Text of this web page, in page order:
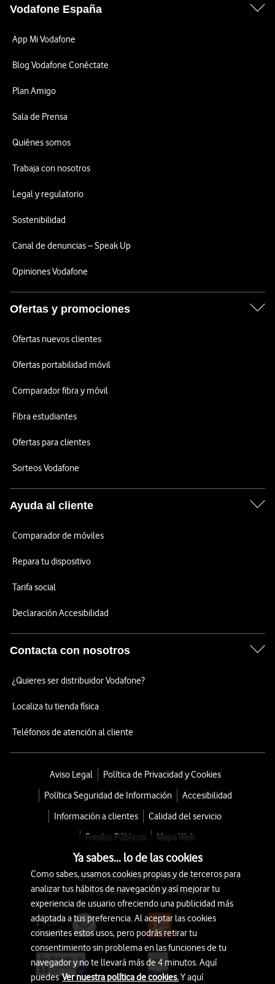
Vodafone España
App Mi Vodafone
Blog Vodafone Conéctate
Plan Amigo
Sala de Prensa
Quiénes somos
Trabaja con nosotros
Legal y regulatorio
Sostenibilidad
Canal de denuncias – Speak Up
Opiniones Vodafone
Ofertas y promociones
Ofertas nuevos clientes
Ofertas portabilidad móvil
Comparador fibra y móvil
Fibra estudiantes
Ofertas para clientes
Sorteos Vodafone
Ayuda al cliente
Comparador de móviles
Repara tu dispositivo
Tarifa social
Declaración Accesibilidad
Contacta con nosotros
¿Quieres ser distribuidor Vodafone?
Localiza tu tienda física
Teléfonos de atención al cliente
Aviso Legal
Política de Privacidad y Cookies
Política Seguridad de Información
Accesibilidad
Información a clientes
Calidad del servicio
Fondos Públicos
Mapa Web
© 2026 Vodafone España S.A.U.
Avda. América 115, 28042 Madrid
Ya sabes... lo de las cookies
Como sabes, usamos cookies propias y de terceros para
analizar tus hábitos de navegación y así mejorar tu
experiencia de usuario ofreciendo una publicidad más
adaptada a tus preferencia. Al aceptar las cookies
consientes estos usos, pero podrás retirar tu
consentimiento sin problema en las funciones de tu
navegador y no te llevará más de 4 minutos. Aquí
puedesVer nuestra política de cookies.Y aquí